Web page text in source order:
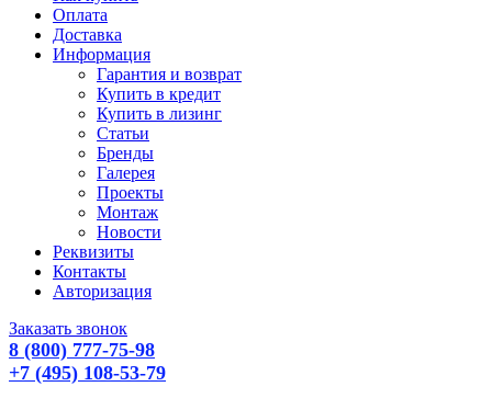
Оплата
Доставка
Информация
Гарантия и возврат
Купить в кредит
Купить в лизинг
Статьи
Бренды
Галерея
Проекты
Монтаж
Новости
Реквизиты
Контакты
Авторизация
Заказать звонок
8 (800) 777-75-98
+7 (495) 108-53-79